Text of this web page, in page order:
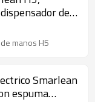
de
de jabon
manos H5
Smarlean
espuma